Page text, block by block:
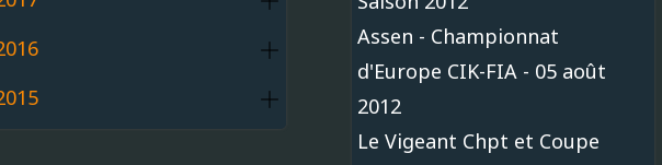
Assen - Championnat
d'Europe CIK-FIA - 05 août
2012
Le Vigeant Chpt et Coupe